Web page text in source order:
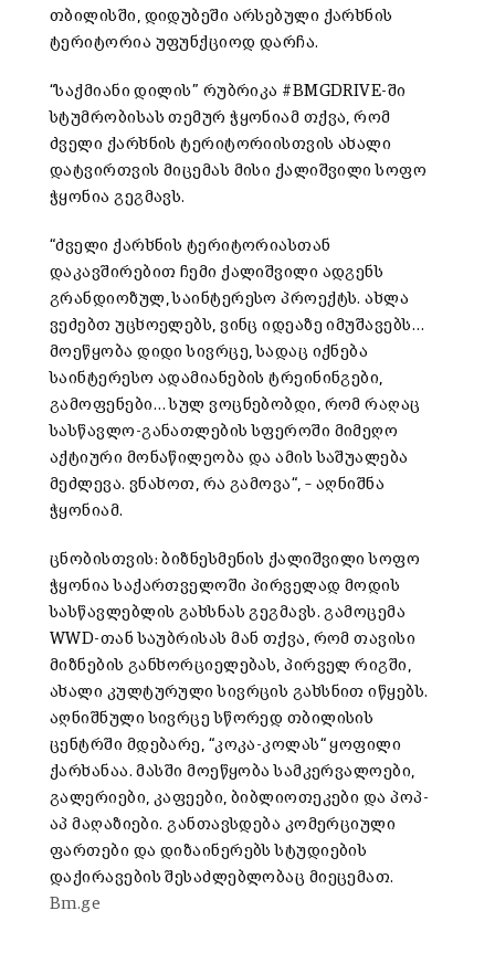
თბილისში, დიდუბეში არსებული ქარხნის
ტერიტორია უფუნქციოდ დარჩა.
“საქმიანი დილის” რუბრიკა #BMGDRIVE-ში
სტუმრობისას თემურ ჭყონიამ თქვა, რომ
ძველი ქარხნის ტერიტორიისთვის ახალი
დატვირთვის მიცემას მისი ქალიშვილი სოფო
ჭყონია გეგმავს.
“ძველი ქარხნის ტერიტორიასთან
დაკავშირებით ჩემი ქალიშვილი ადგენს
გრანდიოზულ, საინტერესო პროექტს. ახლა
ვეძებთ უცხოელებს, ვინც იდეაზე იმუშავებს…
მოეწყობა დიდი სივრცე, სადაც იქნება
საინტერესო ადამიანების ტრეინინგები,
გამოფენები… სულ ვოცნებობდი, რომ რაღაც
სასწავლო-განათლების სფეროში მიმეღო
აქტიური მონაწილეობა და ამის საშუალება
მეძლევა. ვნახოთ, რა გამოვა“, – აღნიშნა
ჭყონიამ.
ცნობისთვის: ბიზნესმენის ქალიშვილი სოფო
ჭყონია საქართველოში პირველად მოდის
სასწავლებლის გახსნას გეგმავს. გამოცემა
WWD-თან საუბრისას მან თქვა, რომ თავისი
მიზნების განხორციელებას, პირველ რიგში,
ახალი კულტურული სივრცის გახსნით იწყებს.
აღნიშნული სივრცე სწორედ თბილისის
ცენტრში მდებარე, “კოკა-კოლას“ ყოფილი
ქარხანაა. მასში მოეწყობა სამკერვალოები,
გალერიები, კაფეები, ბიბლიოთეკები და პოპ-
აპ მაღაზიები. განთავსდება კომერციული
ფართები და დიზაინერებს სტუდიების
დაქირავების შესაძლებლობაც მიეცემათ.
Bm.ge